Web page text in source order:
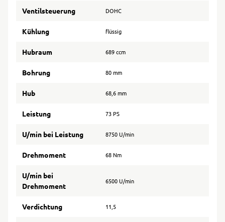
Ventilsteuerung DOHC
Kühlung flüssig
Hubraum 689 ccm
Bohrung 80 mm
Hub 68,6 mm
Leistung 73 PS
U/min bei Leistung 8750 U/min
Drehmoment 68 Nm
U/min bei
Drehmoment
6500 U/min
Verdichtung 11,5